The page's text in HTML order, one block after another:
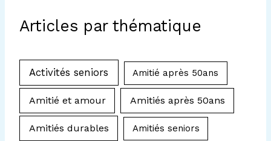
Articles par thématique
Activités seniors Amitié après 50ans
Amitié et amour Amitiés après 50ans
Amitiés durables Amitiés seniors